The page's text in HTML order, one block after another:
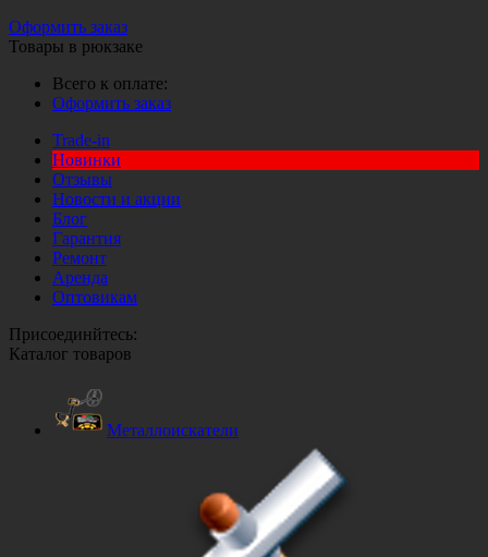
Оформить заказ
Товары в рюкзаке
Всего к оплате:
Оформить заказ
Trade-in
Новинки
Отзывы
Новости и акции
Блог
Гарантия
Ремонт
Аренда
Оптовикам
Присоединйтесь:
Каталог товаров
Металлоискатели